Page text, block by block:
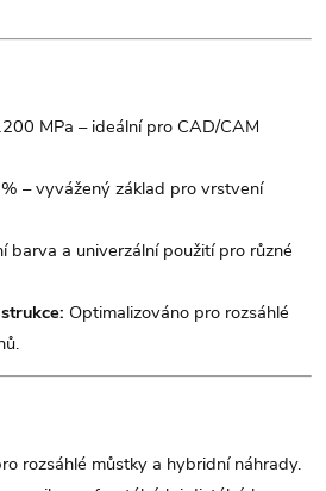
MPa – ideální pro CAD/CAM
– vyvážený základ pro vrstvení
barva a univerzální použití pro různé
Optimalizováno pro rozsáhlé
rozsáhlé můstky a hybridní náhrady.